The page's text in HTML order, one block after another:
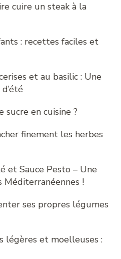
cuire un steak à la
: recettes faciles et
et au basilic : Une
sucre en cuisine ?
finement les herbes
et Sauce Pesto – Une
Méditerranéennes !
ses propres légumes
légères et moelleuses :